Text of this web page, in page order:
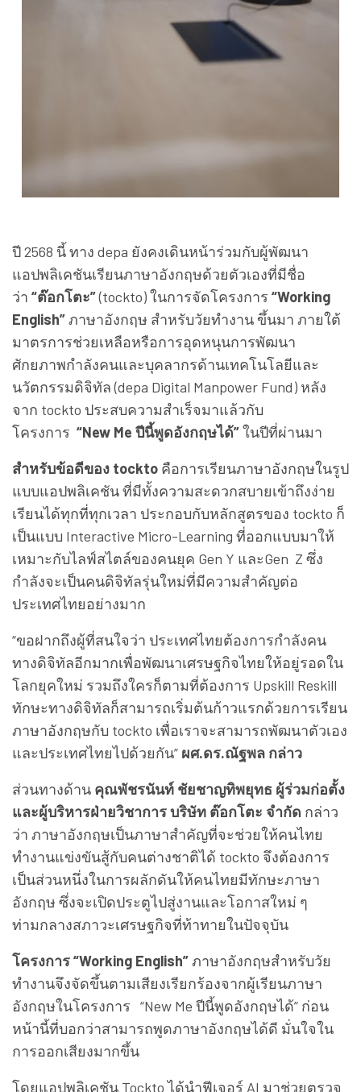
ปี 2568 นี้ ทาง depa ยังคงเดินหน้าร่วมกับผู้พัฒนา
แอปพลิเคชันเรียนภาษาอังกฤษด้วยตัวเองที่มีชื่อ
ว่า “ต๊อกโตะ”(tockto) ในการจัดโครงการ “Working
English”ภาษาอังกฤษ สำหรับวัยทำงาน ขึ้นมา ภายใต้
มาตรการช่วยเหลือหรือการอุดหนุนการพัฒนา
ศักยภาพกำลังคนและบุคลากรด้านเทคโนโลยีและ
นวัตกรรมดิจิทัล (depa Digital Manpower Fund) หลัง
จาก tockto ประสบความสำเร็จมาแล้วกับ
โครงการ “New Me ปีนี้พูดอังกฤษได้”ในปีที่ผ่านมา
สำหรับข้อดีของ tockto คือการเรียนภาษาอังกฤษในรูป
แบบแอปพลิเคชัน ที่มีทั้งความสะดวกสบายเข้าถึงง่าย
เรียนได้ทุกที่ทุกเวลา ประกอบกับหลักสูตรของ tockto ก็
เป็นแบบ Interactive Micro-Learning ที่ออกแบบมาให้
เหมาะกับไลฟ์สไตล์ของคนยุค Gen Y และGen Z ซึ่ง
กำลังจะเป็นคนดิจิทัลรุ่นใหม่ที่มีความสำคัญต่อ
ประเทศไทยอย่างมาก
“ขอฝากถึงผู้ที่สนใจว่า ประเทศไทยต้องการกำลังคน
ทางดิจิทัลอีกมากเพื่อพัฒนาเศรษฐกิจไทยให้อยู่รอดใน
โลกยุคใหม่ รวมถึงใครก็ตามที่ต้องการ Upskill Reskill
ทักษะทางดิจิทัลก็สามารถเริ่มต้นก้าวแรกด้วยการเรียน
ภาษาอังกฤษกับ tockto เพื่อเราจะสามารถพัฒนาตัวเอง
และประเทศไทยไปด้วยกัน” ผศ.ดร.ณัฐพล กล่าว
ส่วนทางด้าน คุณพัชรนันท์ ชัยชาญทิพยุทธ ผู้ร่วมก่อตั้ง
และผู้บริหารฝ่ายวิชาการ บริษัท ต๊อกโตะ จำกัด กล่าว
ว่า ภาษาอังกฤษเป็นภาษาสำคัญที่จะช่วยให้คนไทย
ทำงานแข่งขันสู้กับคนต่างชาติได้ tockto จึงต้องการ
เป็นส่วนหนึ่งในการผลักดันให้คนไทยมีทักษะภาษา
อังกฤษ ซึ่งจะเปิดประตูไปสู่งานและโอกาสใหม่ ๆ
ท่ามกลางสภาวะเศรษฐกิจที่ท้าทายในปัจจุบัน
โครงการ “Working English”ภาษาอังกฤษสำหรับวัย
ทำงานจึงจัดขึ้นตามเสียงเรียกร้องจากผู้เรียนภาษา
อังกฤษในโครงการ “New Me ปีนี้พูดอังกฤษได้” ก่อน
หน้านี้ที่บอกว่าสามารถพูดภาษาอังกฤษได้ดี มั่นใจใน
การออกเสียงมากขึ้น
โดยแอปพลิเคชัน Tockto ได้นำฟีเจอร์ AI มาช่วยตรวจ